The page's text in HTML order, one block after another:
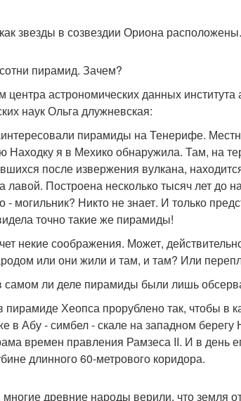
звезды в созвездии Ориона расположены.
пирамид. Зачем?
астрономических данных
наук Ольга длужневская:
пирамиды на Тенерифе.
Находку я в Мехико обнаружила. Там, на
после извержения вулкана,
лавой. Построена несколько тысяч лет
- могильник? Никто не знает. И только
точно такие же пирамиды!
некие соображения. Может,
или они жили и там, и там? Или
самом ли деле пирамиды были лишь
пирамиде Хеопса прорублено так, чтобы
в Абу - симбел - скале на западном
времен правления Рамзеса II. И в
длинного 60-метрового коридора.
многие древние народы верили, что земля